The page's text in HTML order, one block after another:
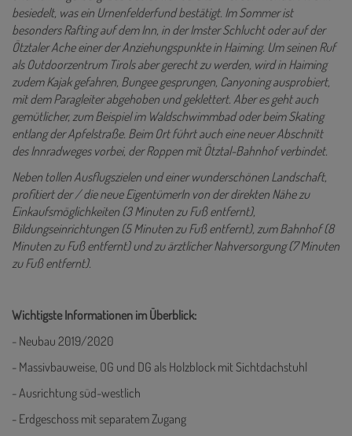
besiedelt, was ein Urnenfelderfund bestätigt. Im Sommer ist
besonders Rafting auf dem Inn, in der Imster Schlucht oder auf der
Ötztaler Ache einer der Anziehungspunkte in Haiming. Um seinen Ruf
als Outdoorzentrum Tirols aber gerecht zu werden, wird in Haiming
zudem Kajak gefahren, Bungee gesprungen, Canyoning ausprobiert,
mit dem Paragleiter abgehoben und geklettert. Aber es geht auch
gemütlicher, zum Beispiel im Waldschwimmbad oder beim Skating
entlang der Apfelstraße. Beim Ort führt auch eine neuer Abschnitt
des Innradweges vorbei, der Roppen mit Ötztal-Bahnhof verbindet.
Neben tollen Ausflugszielen und einer wunderschönen Landschaft,
profitiert der / die neue EigentümerIn von der direkten Nähe zu
Einkaufsmöglichkeiten (3 Minuten zu Fuß entfernt),
Bildungseinrichtungen (5 Minuten zu Fuß entfernt), zum Bahnhof (8
Minuten zu Fuß entfernt) und zu ärztlicher Nahversorgung (7 Minuten
zu Fuß entfernt).
Wichtigste Informationen im Überblick:
- Neubau 2019/2020
- Massivbauweise, OG und DG als Holzblock mit Sichtdachstuhl
- Ausrichtung süd-westlich
- Erdgeschoss mit separatem Zugang